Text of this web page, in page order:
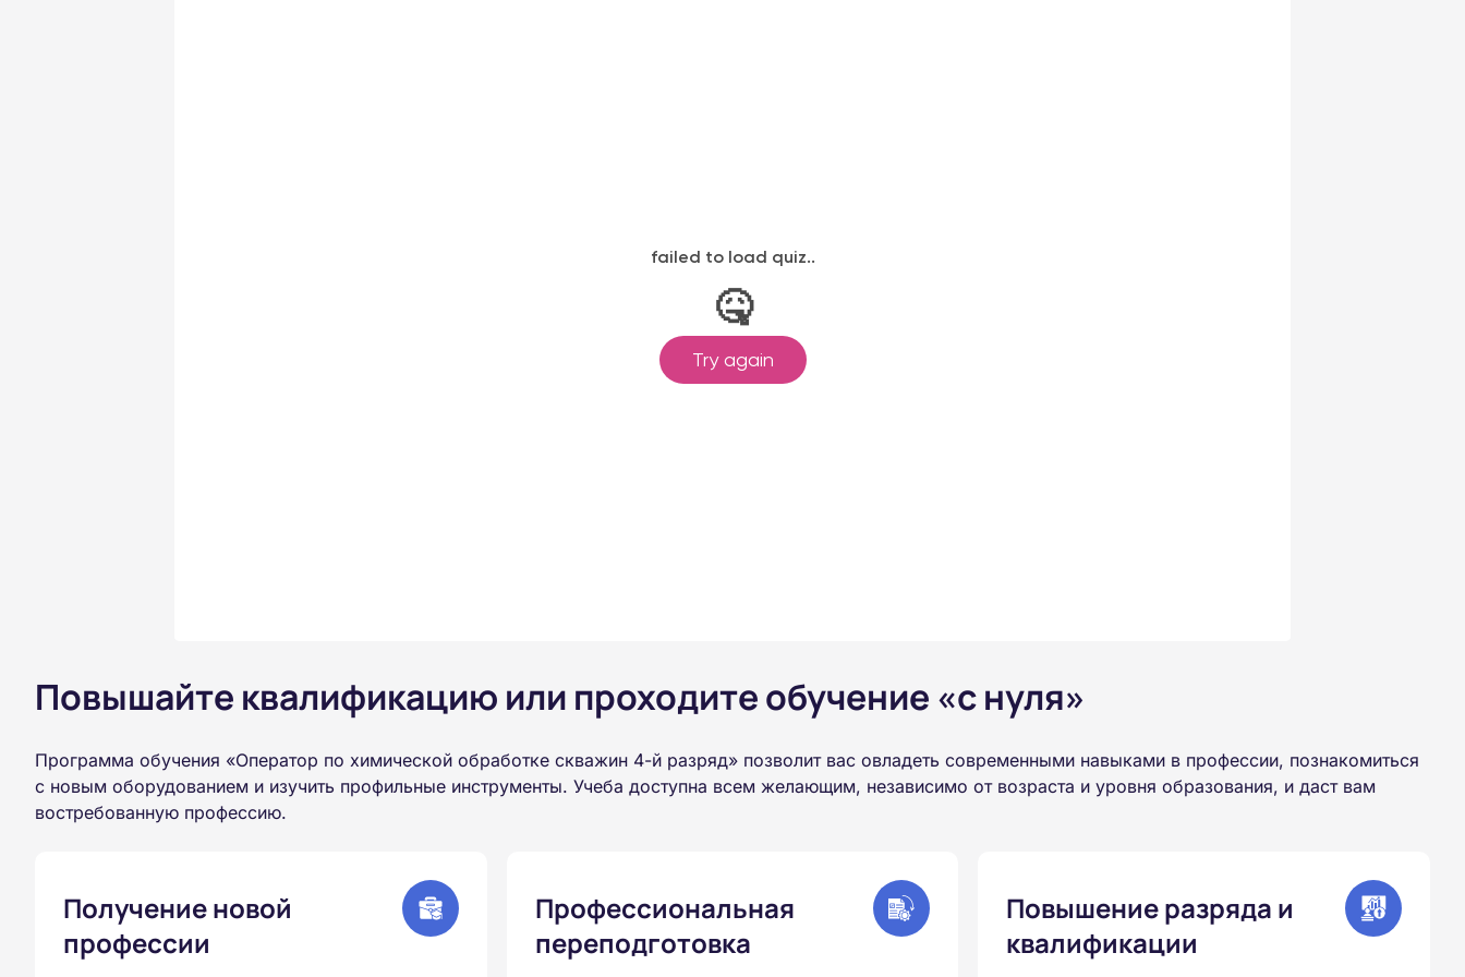
Повышайте квалификацию или проходите обучение «с нуля»
Программа обучения «Оператор по химической обработке скважин 4-й разряд» позволит вас овладеть современными навыками в профессии, познакомиться
с новым оборудованием и изучить профильные инструменты. Учеба доступна всем желающим, независимо от возраста и уровня образования, и даст вам
востребованную профессию.
Получение новой
профессии
Профессиональная
переподготовка
Повышение разряда и
квалификации